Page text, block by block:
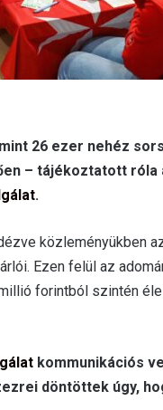
26 ezer nehéz
– tájékoztatott róla
.
közleményükben
Ezen felül az
forintból szintén
kommunikációs
döntöttek úgy,